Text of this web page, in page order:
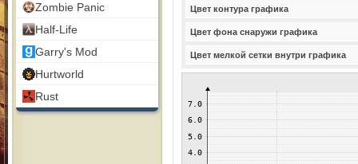
Zombie Panic
Half-Life
Garry's Mod
Hurtworld
Rust
Цвет контура графика
Цвет фона снаружи графика
Цвет мелкой сетки внутри графика